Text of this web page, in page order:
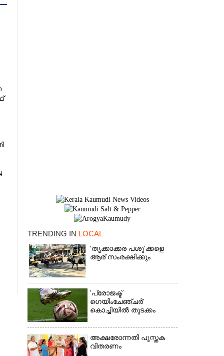
TRENDING IN LOCAL
'തൃക്കാക്കര പശു'ക്കളെ
ആര് സംരക്ഷിക്കും
'പ്രോജക്ട്
ഗെയിംചേഞ്ചർ'
കൊച്ചിയിൽ തുടക്കം
അക്ഷരോന്നതി പുസ്തക
വിതരണം
×